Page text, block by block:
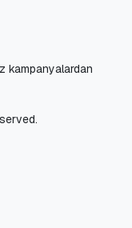
kampanyalardan